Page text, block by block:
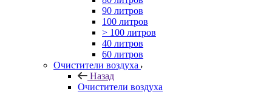
90 литров
100 литров
> 100 литров
40 литров
60 литров
Очистители воздуха
Назад
Очистители воздуха